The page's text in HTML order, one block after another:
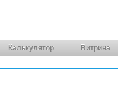
Калькулятор Витрина